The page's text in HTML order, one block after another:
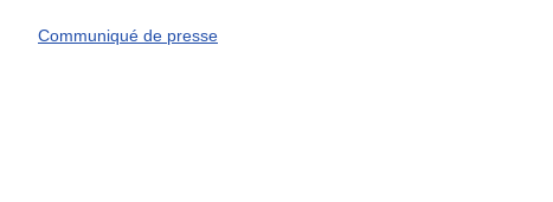
Communiqué de presse